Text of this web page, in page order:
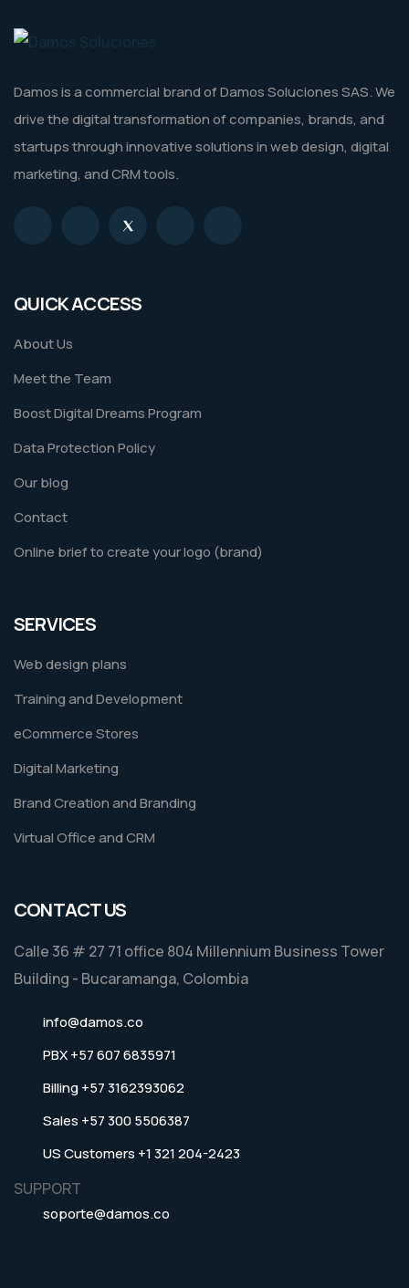
Damos is a commercial brand of Damos Soluciones SAS. We
drive the digital transformation of companies, brands, and
startups through innovative solutions in web design, digital
marketing, and CRM tools.
QUICK ACCESS
About Us
Meet the Team
Boost Digital Dreams Program
Data Protection Policy
Our blog
Contact
Online brief to create your logo (brand)
SERVICES
Web design plans
Training and Development
eCommerce Stores
Digital Marketing
Brand Creation and Branding
Virtual Office and CRM
CONTACT US
Calle 36 # 27 71 office 804 Millennium Business Tower
Building - Bucaramanga, Colombia
info@damos.co
PBX +57 607 6835971
Billing +57 3162393062
Sales +57 300 5506387
US Customers +1 321 204-2423
SUPPORT
soporte@damos.co